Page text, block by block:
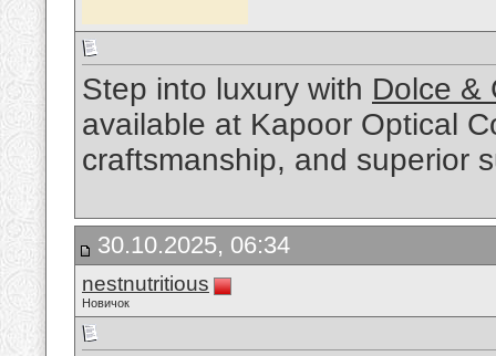
Step into luxury with Dolce &
available at Kapoor Optical
craftsmanship, and superior
30.10.2025, 06:34
nestnutritious
Новичок